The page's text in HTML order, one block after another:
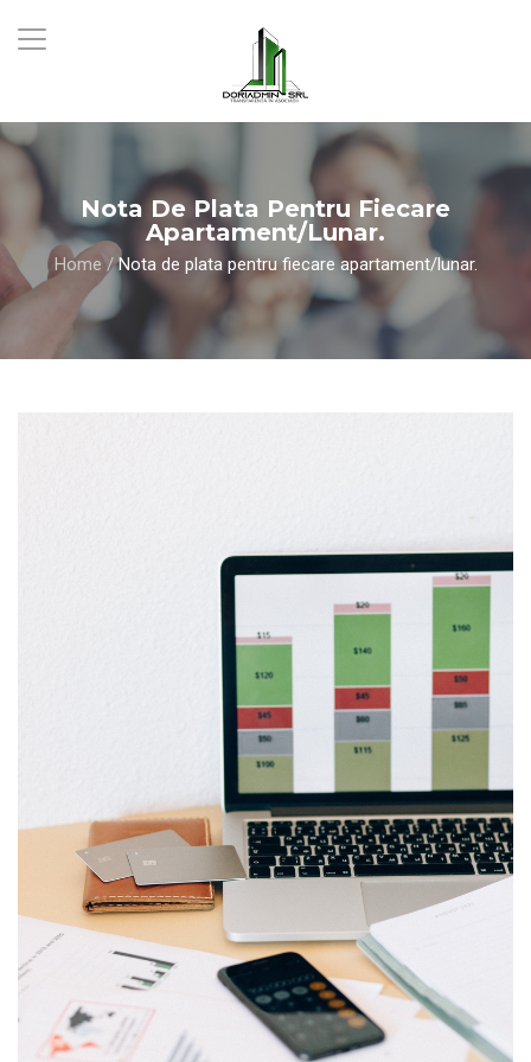
Nota De Plata Pentru Fiecare
Apartament/lunar.
Home/ Nota de plata pentru fiecare apartament/lunar.